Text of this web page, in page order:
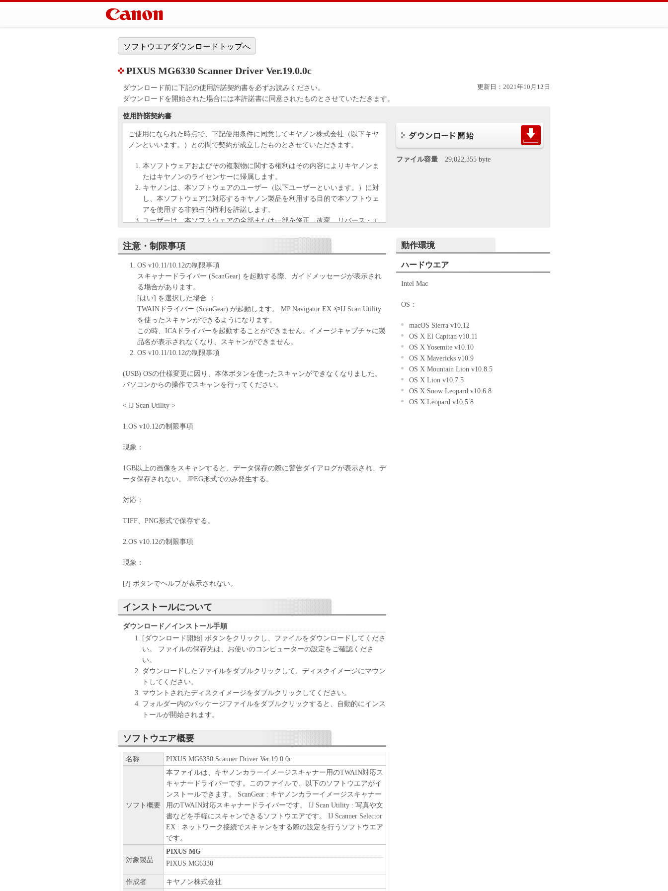
ソフトウエアダウンロードトップへ
PIXUS MG6330 Scanner Driver Ver.19.0.0c
ダウンロード前に下記の使用許諾契約書を必ずお読みください。
ダウンロードを開始された場合には本許諾書に同意されたものとさせていただきます。
更新日：2021年10月12日
使用許諾契約書
ご使用になられた時点で、下記使用条件に同意してキヤノン株式会社（以下キヤ
ノンといいます。）との間で契約が成立したものとさせていただきます。
本ソフトウェアおよびその複製物に関する権利はその内容によりキヤノンま
たはキヤノンのライセンサーに帰属します。
キヤノンは、本ソフトウェアのユーザー（以下ユーザーといいます。）に対
し、本ソフトウェアに対応するキヤノン製品を利用する目的で本ソフトウェ
アを使用する非独占的権利を許諾します。
ユーザーは、本ソフトウェアの全部または一部を修正、改変、リバース・エ
ん。
キヤノン、キヤノンマーケティングジャパン株式会社およびキヤノンのライ
センサーは、本ソフトウェアがユーザーの特定の目的のために適当であるこ
と、もしくは有用であること、または本ソフトウェアに瑕疵がないこと、そ
の他本ソフトウェアに関していかなる保証もいたしません。
キヤノン、キヤノンマーケティングジャパン株式会社およびキヤノンのライ
センサーは、本ソフトウェアの使用に付随または関連して生ずる直接的また
は間接的な損失、損害等について、いかなる場合においても一切の責任を負
いません。
ユーザーは、日本国政府または該当国の政府より必要な許可等を得ることな
しに、本ソフトウェアの全部または一部を、直接または間接に輸出してはな
ファイル容量 29,022,355 byte
注意・制限事項
OS v10.11/10.12の制限事項
スキャナードライバー (ScanGear) を起動する際、ガイドメッセージが表示され
る場合があります。
[はい] を選択した場合 ：
TWAINドライバー (ScanGear) が起動します。 MP Navigator EX やIJ Scan Utility
を使ったスキャンができるようになります。
この時、ICAドライバーを起動することができません。イメージキャプチャに製
品名が表示されなくなり、スキャンができません。
OS v10.11/10.12の制限事項
(USB) OSの仕様変更に因り、本体ボタンを使ったスキャンができなくなりました。
パソコンからの操作でスキャンを行ってください。
< IJ Scan Utility >
1.OS v10.12の制限事項
現象：
1GB以上の画像をスキャンすると、データ保存の際に警告ダイアログが表示され、デ
ータ保存されない。 JPEG形式でのみ発生する。
対応：
TIFF、PNG形式で保存する。
2.OS v10.12の制限事項
現象：
[?] ボタンでヘルプが表示されない。
インストールについて
ダウンロード／インストール手順
[ダウンロード開始] ボタンをクリックし、ファイルをダウンロードしてくださ
い。 ファイルの保存先は、お使いのコンピューターの設定をご確認くださ
い。
ダウンロードしたファイルをダブルクリックして、ディスクイメージにマウン
トしてください。
マウントされたディスクイメージをダブルクリックしてください。
フォルダー内のパッケージファイルをダブルクリックすると、自動的にインス
トールが開始されます。
ソフトウエア概要
名称 PIXUS MG6330 Scanner Driver Ver.19.0.0c
ソフト概要
本ファイルは、キヤノンカラーイメージスキャナー用のTWAIN対応ス
キャナードライバーです。このファイルで、以下のソフトウエアがイ
ンストールできます。 ScanGear : キヤノンカラーイメージスキャナー
用のTWAIN対応スキャナードライバーです。 IJ Scan Utility : 写真や文
書などを手軽にスキャンできるソフトウエアです。 IJ Scanner Selector
EX : ネットワーク接続でスキャンをする際の設定を行うソフトウエア
です。
対象製品
PIXUS MG
PIXUS MG6330
作成者
キヤノン株式会社
動作環境
ハードウエア
Intel Mac
OS：
macOS Sierra v10.12
OS X El Capitan v10.11
OS X Yosemite v10.10
OS X Mavericks v10.9
OS X Mountain Lion v10.8.5
OS X Lion v10.7.5
OS X Snow Leopard v10.6.8
OS X Leopard v10.5.8